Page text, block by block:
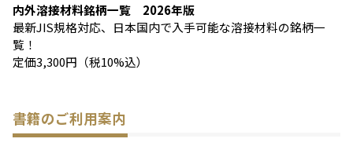
内外溶接材料銘柄一覧 2026年版
最新JIS規格対応、日本国内で入手可能な溶接材料の銘柄一
覧！
定価3,300円（税10%込）
書籍のご利用案内